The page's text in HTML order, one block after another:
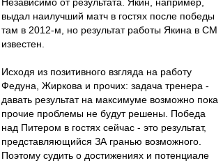
выдал наилучший матч в гостях после победы
там в 2012-м, но результат работы Якина в СМ
известен.
Исходя из позитивного взгляда на работу
Федуна, Жиркова и прочих: задача тренера -
давать результат на максимуме возможно пока
прочие проблемы не будут решены. Победа
над Питером в гостях сейчас - это результат,
представляющийся ЗА гранью возможного.
Поэтому судить о достижениях и потенциале